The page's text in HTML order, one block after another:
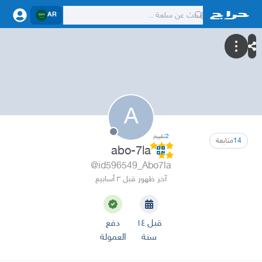
AR
A
14متابعة 2تقييم
abo-7la
@id596549_Abo7la
آخر ظهور قبل ٣ أسابيع
قبل ١٤
سنة
دفع
العمولة